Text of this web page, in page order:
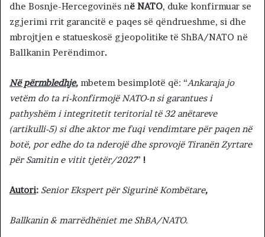
dhe Bosnje-Hercegovinës në NATO, duke konfirmuar se
zgjerimi rrit garancitë e paqes së qëndrueshme, si dhe
mbrojtjen e statueskosë gjeopolitike të ShBA/NATO në
Ballkanin Perëndimor.
Në përmbledhje, mbetem besimplotë që: “Ankaraja jo
vetëm do ta ri-konfirmojë NATO-n si garantues i
pathyshëm i integritetit teritorial të 32 anëtareve
(artikulli-5) si dhe aktor me fuqi vendimtare për paqen në
botë, por edhe do ta nderojë dhe sprovojë Tiranën Zyrtare
për Samitin e vitit tjetër/2027” !
Autori: Senior Ekspert për Sigurinë Kombëtare,
Ballkanin & marrëdhëniet me ShBA/NATO.